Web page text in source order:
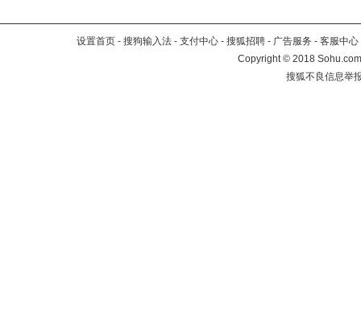
设置首页 - 搜狗输入法 - 支付中心 - 搜狐招聘 - 广告服务 - 客服中心
Copyright©2018
搜狐不良信息举